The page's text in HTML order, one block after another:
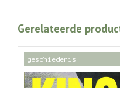
Gerelateerde
geschiedenis